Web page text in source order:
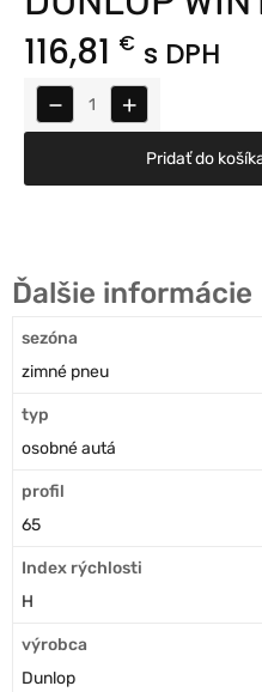
116,81 € s DPH
− +
Pridať do
Ďalšie informácie
sezóna
zimné pneu
typ
osobné autá
profil
65
Index rýchlosti
H
výrobca
Dunlop